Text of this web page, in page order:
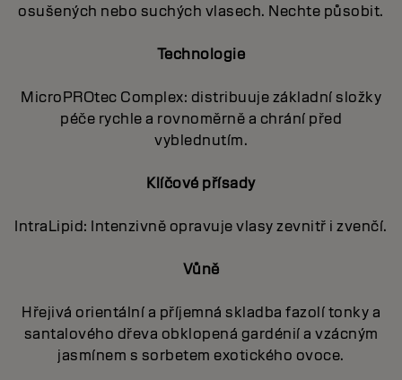
osušených nebo suchých vlasech. Nechte působit.
Technologie
MicroPROtec Complex: distribuuje základní složky
péče rychle a rovnoměrně a chrání před
vyblednutím.
Klíčové přísady
IntraLipid: Intenzivně opravuje vlasy zevnitř i zvenčí.
Vůně
Hřejivá orientální a příjemná skladba fazolí tonky a
santalového dřeva obklopená gardénií a vzácným
jasmínem s sorbetem exotického ovoce.